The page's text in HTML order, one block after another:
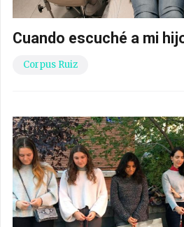
Cuando escuché a mi
Corpus Ruiz